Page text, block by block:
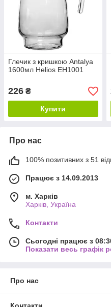
Глечик з кришкою Antalya
1600мл Helios EH1001
226 ₴
Купити
Про нас
100% позитивних з 51
Працює з 14.09.2013
м. Харків
Харків, Україна
Контакти
Сьогодні працює з
Показати весь графік
Про нас